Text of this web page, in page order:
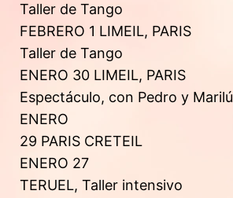
Taller de Tango
FEBRERO 1 LIMEIL, PARIS
Taller de Tango
ENERO 30 LIMEIL, PARIS
Espectáculo, con Pedro y Marilú
ENERO
29 PARIS CRETEIL
ENERO 27
TERUEL, Taller intensivo